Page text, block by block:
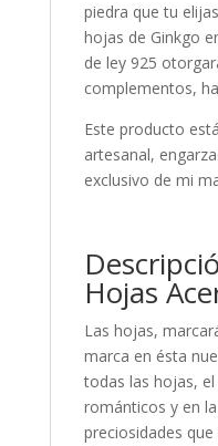
piedra que tu
hojas de Ginkgo
de ley 925
complementos,
Este producto
artesanal,
exclusivo de mi
Hojas
Las hojas,
marca en ésta
todas las hojas,
románticos y en
preciosidades